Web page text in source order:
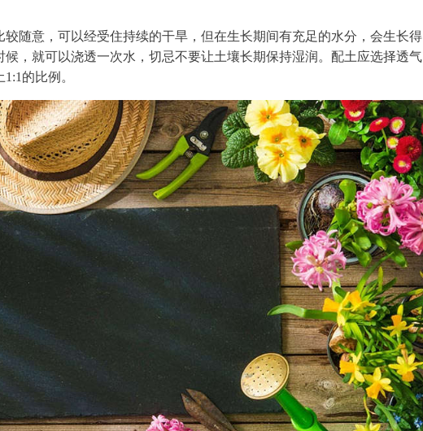
随意，可以经受住持续的干旱，但在生长期间有充足的水分，会生长得
，就可以浇透一次水，切忌不要让土壤长期保持湿润。配土应选择透气
的比例。